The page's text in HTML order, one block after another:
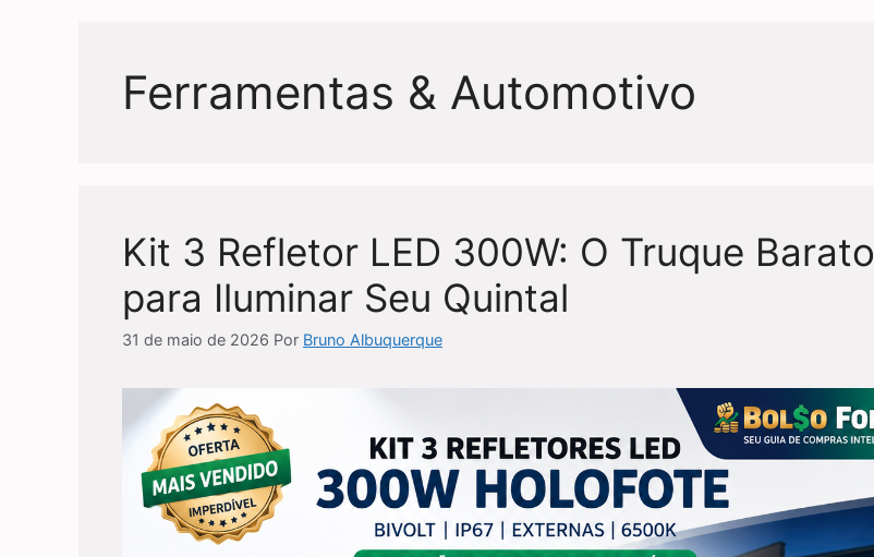
Ferramentas & Automotivo
Kit 3 Refletor LED 300W: O Truque Barato
para Iluminar Seu Quintal
31 de maio de 2026 Por Bruno Albuquerque